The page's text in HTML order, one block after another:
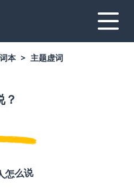
本 主题虚词
？
怎么说